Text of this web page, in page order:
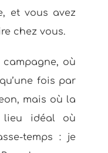
et vous avez
chez vous.
où
fois par
mais où la
lieu idéal où
temps : je